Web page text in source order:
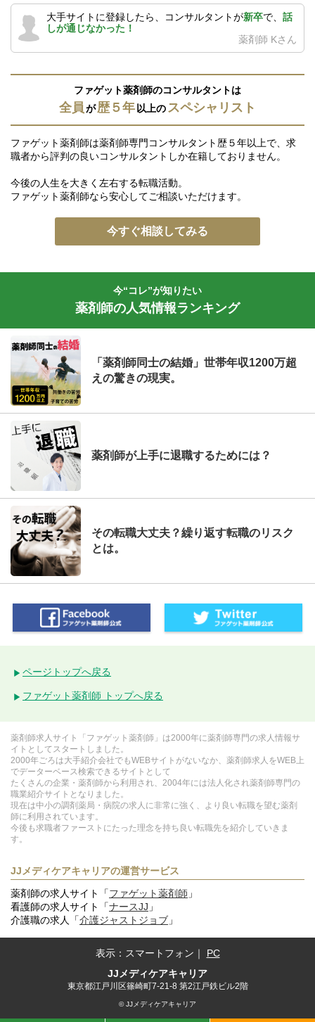
大手サイトに登録したら、コンサルタントが新卒で、 話
しが通じなかった！
薬剤師 Kさん
ファゲット薬剤師のコンサルタントは
全員が歴５年 以上の スペシャリスト
ファゲット薬剤師は薬剤師専門コンサルタント歴５年以上で、求
職者から評判の良いコンサルタントしか在籍しておりません。
今後の人生を大きく左右する転職活動。
ファゲット薬剤師なら安心してご相談いただけます。
今すぐ相談してみる
今“コレ”が知りたい
薬剤師の人気情報ランキング
「薬剤師同士の結婚」世帯年収1200万超
えの驚きの現実。
薬剤師が上手に退職するためには？
その転職大丈夫？繰り返す転職のリスク
とは。
ページトップへ戻る
ファゲット薬剤師 トップへ戻る
薬剤師求人サイト「ファゲット薬剤師」は2000年に薬剤師専門の求人情報サ
イトとしてスタートしました。
2000年ごろは大手紹介会社でもWEBサイトがないなか、薬剤師求人をWEB上
でデーターベース検索できるサイトとして
たくさんの企業・薬剤師から利用され、2004年には法人化され薬剤師専門の
職業紹介サイトとなりました。
現在は中小の調剤薬局・病院の求人に非常に強く、より良い転職を望む薬剤
師に利用されています。
今後も求職者ファーストにたった理念を持ち良い転職先を紹介していきま
す。
JJメディケアキャリアの運営サービス
薬剤師の求人サイト「ファゲット薬剤師 」
看護師の求人サイト「ナースJJ 」
介護職の求人「介護ジャストジョブ 」
表示： スマートフォン ｜ PC
JJメディケアキャリア
東京都江戸川区篠崎町7-21-8 第2江戸鉄ビル2階
© JJメディケアキャリア